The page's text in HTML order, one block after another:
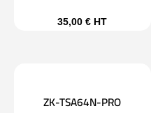
35,00€ HT
ZK-TSA64N-PRO